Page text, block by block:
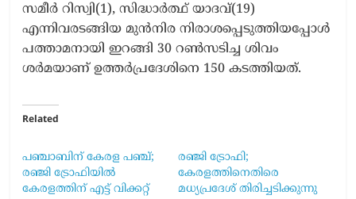
സമീർ റിസ്വി(1), സിദ്ധാർത്ഥ് യാദവ്(19)
എന്നിവരടങ്ങിയ മുൻനിര നിരാശപ്പെടുത്തിയപ്പോൾ
പത്താമനായി ഇറങ്ങി 30 റൺസടിച്ച ശിവം
ശർമയാണ് ഉത്തർപ്രദേശിനെ 150 കടത്തിയത്.
Related
പഞ്ചാബിന് കേരള പഞ്ച്;
രഞ്ജി ട്രോഫിയിൽ
കേരളത്തിന് എട്ട് വിക്കറ്റ്
രഞ്ജി ട്രോഫി;
കേരളത്തിനെതിരെ
മധ്യപ്രദേശ് തിരിച്ചടിക്കുന്നു